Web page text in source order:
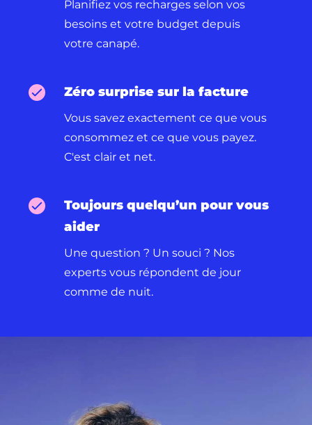
Planifiez vos recharges selon vos
besoins et votre budget depuis
votre canapé.
Zéro surprise sur la facture
Vous savez exactement ce que vous
consommez et ce que vous payez.
C'est clair et net.
Toujours quelqu’un pour vous
aider
Une question ? Un souci ? Nos
experts vous répondent de jour
comme de nuit.